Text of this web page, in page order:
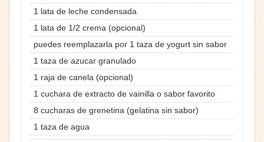
1 lata de leche condensada
1 lata de 1/2 crema (opcional)
puedes reemplazarla por 1 taza de yogurt sin sabor
1 taza de azucar granulado
1 raja de canela (opcional)
1 cuchara de extracto de vainilla o sabor favorito
8 cucharas de grenetina (gelatina sin sabor)
1 taza de agua